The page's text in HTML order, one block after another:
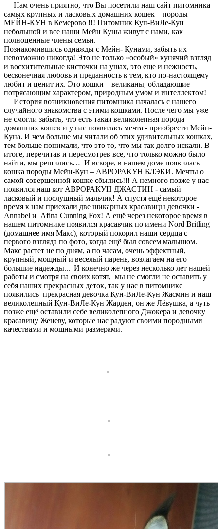
Нам очень приятно, что Вы посетили наш сайт питомника
самых крупных и ласковых домашних кошек – породы
МЕЙН-КУН в Кемерово !!! Питомник Кун-ВиЛе-Кун
небольшой и все наши Мейн Куны живут с нами, как
полноценные члены семьи.
Познакомившись однажды с Мейн- Кунами, забыть их
невозможно никогда! Это не только «особый» кунячий взгляд
и восхитительные кисточки на ушах, это еще и нежность,
бесконечная любовь и преданность к тем, кто по-настоящему
любит и ценит их. Это кошки – великаны, обладающие
потрясающим характером, природным умом и интеллектом!
История возникновения питомника началась с нашего
случайного знакомства с этими кошками. После чего мы уже
не смогли забыть, что есть такая великолепная порода
домашних кошек и у нас появилась мечта - приобрести Мейн-
Куна. И чем больше мы читали об этих удивительных кошках,
тем больше понимали, что это то, что мы так долго искали. В
итоге, перечитав и пересмотрев все, что только можно было
найти, мы решились… И вскоре, в нашем доме появилась
кошка породы Мейн-Кун – АВРОРАКУН БЛЭКИ. Мечты о
самой совершенной кошке сбылись!!! А немного позже у нас
появился наш кот АВРОРАКУН ДЖАСТИН - самый
ласковый и послушный мальчик! А спустя ещё некоторое
время к нам приехали две шикарных красавицы девочки -
Annabel и Afina Cunning Fox! А ещё через некоторое время в
нашем питомнике появился красавчик по имени Nord Britling
(домашнее имя Макс), который покорил наши сердца с
первого взгляда по фото, когда ещё был совсем малышом.
Макс растет не по дням, а по часам, очень эффектный,
крупный, мощный и веселый парень, возлагаем на его
большие надежды... И конечно же через несколько лет нашей
работы и смотря на своих котят, мы не смогли не оставить у
себя наших прекрасных деток, так у нас в питомнике
появились прекрасная девочка Кун-ВиЛе-Кун Жасмин и наш
великолепный Кун-ВиЛе-Кун Жарден, он же Лёвушка, а чуть
позже ещё оставили себе великолепного Джокера и девочку
красавицу Женеву, которые нас радуют своими породными
качествами и мощными размерами.